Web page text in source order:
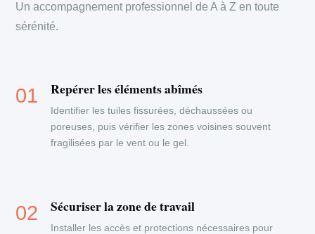
Un accompagnement professionnel de A à Z en toute
sérénité.
Repérer les éléments abîmés
Identifier les tuiles fissurées, déchaussées ou
poreuses, puis vérifier les zones voisines souvent
fragilisées par le vent ou le gel.
Sécuriser la zone de travail
Installer les accès et protections nécessaires pour